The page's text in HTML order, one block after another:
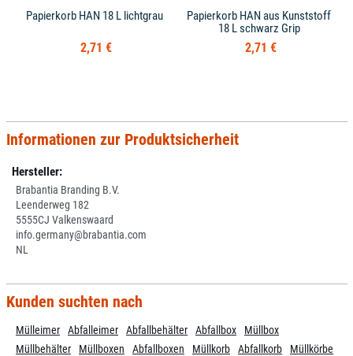
Papierkorb HAN 18 L lichtgrau
2,71 €
Papierkorb HAN aus Kunststoff
18 L schwarz Grip
2,71 €
Informationen zur Produktsicherheit
Hersteller:
Brabantia Branding B.V.
Leenderweg 182
5555CJ Valkenswaard
info.germany@brabantia.com
NL
Kunden suchten nach
Mülleimer Abfalleimer Abfallbehälter Abfallbox
Müllbox
Müllbehälter
Müllboxen Abfallboxen Müllkorb Abfallkorb
Müllkörbe